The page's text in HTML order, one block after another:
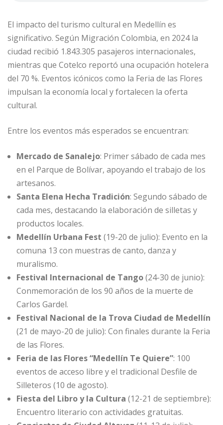
El impacto del turismo cultural en Medellín es
significativo. Según Migración Colombia, en 2024 la
ciudad recibió 1.843.305 pasajeros internacionales,
mientras que Cotelco reportó una ocupación hotelera
del 70 %. Eventos icónicos como la Feria de las Flores
impulsan la economía local y fortalecen la oferta
cultural.
Entre los eventos más esperados se encuentran:
Mercado de Sanalejo: Primer sábado de cada mes
en el Parque de Bolívar, apoyando el trabajo de los
artesanos.
Santa Elena Hecha Tradición: Segundo sábado de
cada mes, destacando la elaboración de silletas y
productos locales.
Medellín Urbana Fest (19-20 de julio): Evento en la
comuna 13 con muestras de canto, danza y
muralismo.
Festival Internacional de Tango(24-30 de junio):
Conmemoración de los 90 años de la muerte de
Carlos Gardel.
Festival Nacional de la Trova Ciudad de Medellín
(21 de mayo-20 de julio): Con finales durante la Feria
de las Flores.
Feria de las Flores “Medellín Te Quiere”: 100
eventos de acceso libre y el tradicional Desfile de
Silleteros (10 de agosto).
Fiesta del Libro y la Cultura (12-21 de septiembre):
Encuentro literario con actividades gratuitas.